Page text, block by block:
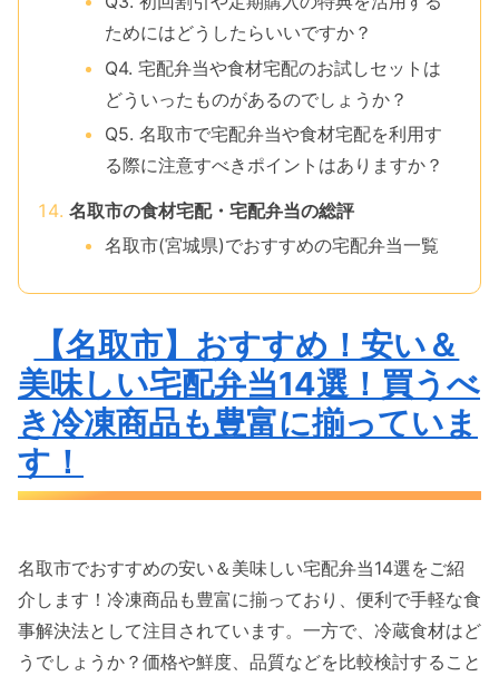
ためにはどうしたらいいですか？
Q4. 宅配弁当や食材宅配のお試しセットは
どういったものがあるのでしょうか？
Q5. 名取市で宅配弁当や食材宅配を利用す
る際に注意すべきポイントはありますか？
名取市の食材宅配・宅配弁当の総評
名取市(宮城県)でおすすめの宅配弁当一覧
【名取市】おすすめ！安い＆
美味しい宅配弁当14選！買うべ
き冷凍商品も豊富に揃っていま
す！
名取市でおすすめの安い＆美味しい宅配弁当14選をご紹
介します！冷凍商品も豊富に揃っており、便利で手軽な食
事解決法として注目されています。一方で、冷蔵食材はど
うでしょうか？価格や鮮度、品質などを比較検討すること